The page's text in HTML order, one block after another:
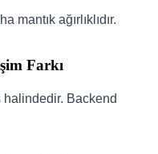
ağırlıklıdır.
Farkı
halindedir. Backend